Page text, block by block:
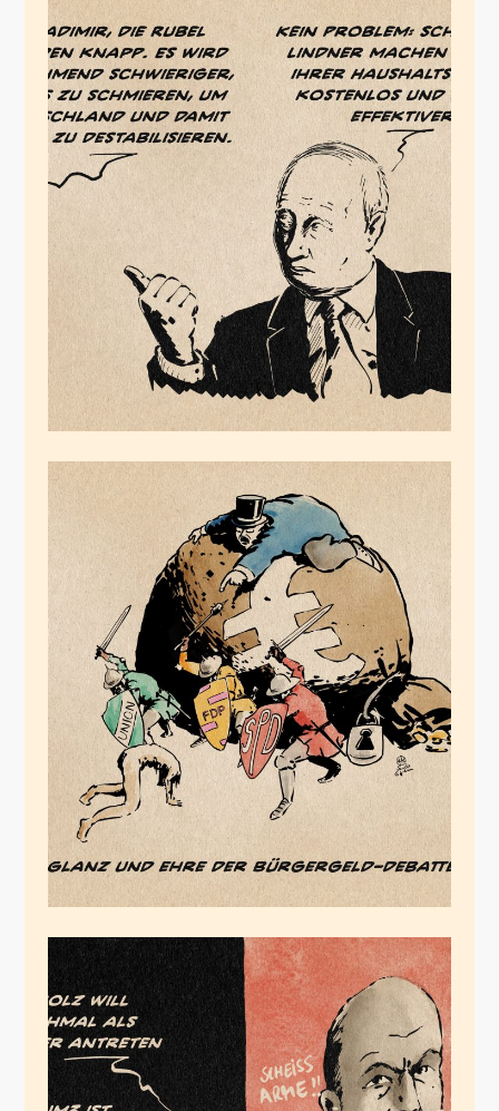
Putins helle Freude
August 3, 2024
Die
Scheindebattenkrieger
August 1, 2024